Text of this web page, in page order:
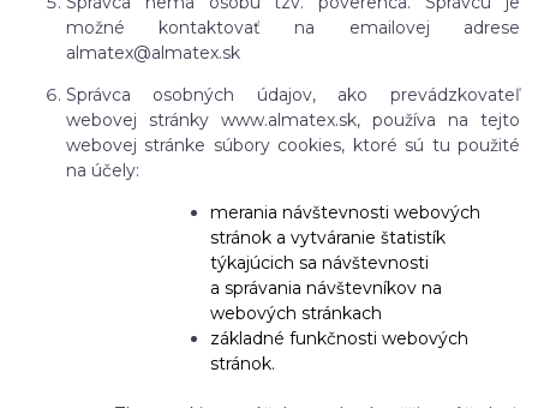
možné kontaktovať na emailovej adrese
almatex@almatex.sk
Správca osobných údajov, ako prevádzkovateľ
webovej stránky www.almatex.sk, používa na tejto
webovej stránke súbory cookies, ktoré sú tu použité
na účely:
merania návštevnosti webových
stránok a vytváranie štatistík
týkajúcich sa návštevnosti
a správania návštevníkov na
webových stránkach
základné funkčnosti webových
stránok.